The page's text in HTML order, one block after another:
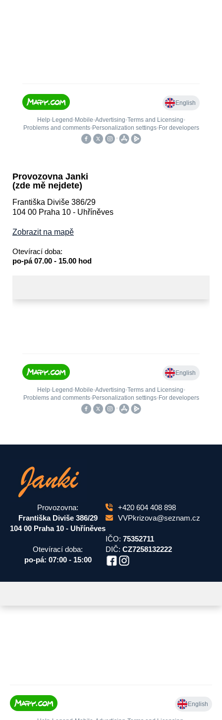
Provozovna Janki
(zde mě nejdete)
Františka Diviše 386/29
104 00 Praha 10 - Uhříněves
Zobrazit na mapě
Otevírací doba:
po-pá 07.00 - 15.00 hod
Provozovna:
Františka Diviše 386/29
104 00 Praha 10 - Uhříněves
Otevírací doba:
po-pá: 07:00 - 15:00
+420 604 408 898
VVPkrizova@seznam.cz
IČO: 75352711
DIČ: CZ7258132222